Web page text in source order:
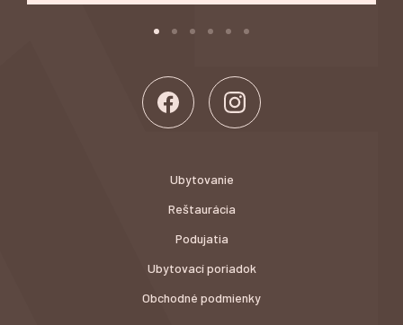
Ubytovanie
Reštaurácia
Podujatia
Ubytovací poriadok
Obchodné podmienky